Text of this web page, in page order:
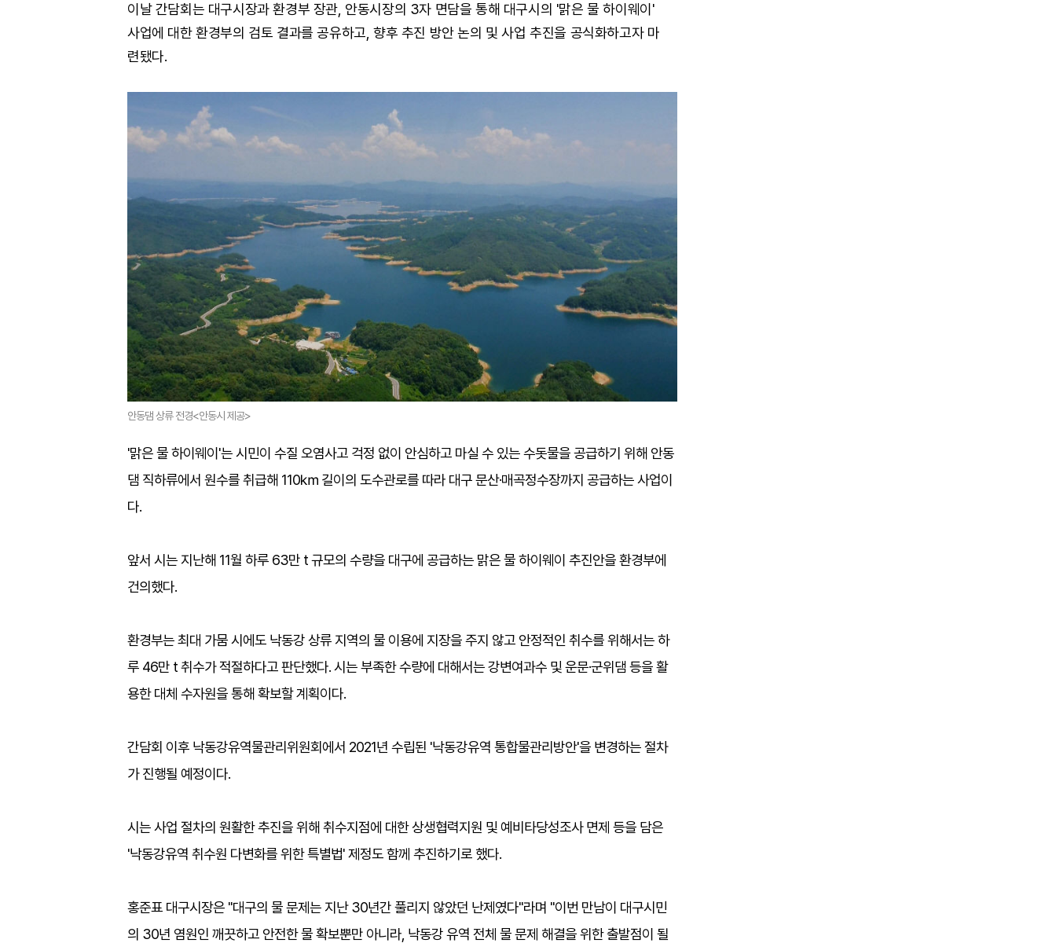
이날 간담회는 대구시장과 환경부 장관, 안동시장의 3자 면담을 통해 대구시의 '맑은 물 하이웨이'
사업에 대한 환경부의 검토 결과를 공유하고, 향후 추진 방안 논의 및 사업 추진을 공식화하고자 마
련됐다.
안동댐 상류 전경<안동시 제공>
'맑은 물 하이웨이'는 시민이 수질 오염사고 걱정 없이 안심하고 마실 수 있는 수돗물을 공급하기 위해 안동
댐 직하류에서 원수를 취급해 110㎞ 길이의 도수관로를 따라 대구 문산·매곡정수장까지 공급하는 사업이
다.
앞서 시는 지난해 11월 하루 63만 t 규모의 수량을 대구에 공급하는 맑은 물 하이웨이 추진안을 환경부에
건의했다.
환경부는 최대 가뭄 시에도 낙동강 상류 지역의 물 이용에 지장을 주지 않고 안정적인 취수를 위해서는 하
루 46만 t 취수가 적절하다고 판단했다. 시는 부족한 수량에 대해서는 강변여과수 및 운문·군위댐 등을 활
용한 대체 수자원을 통해 확보할 계획이다.
간담회 이후 낙동강유역물관리위원회에서 2021년 수립된 '낙동강유역 통합물관리방안'을 변경하는 절차
가 진행될 예정이다.
시는 사업 절차의 원활한 추진을 위해 취수지점에 대한 상생협력지원 및 예비타당성조사 면제 등을 담은
'낙동강유역 취수원 다변화를 위한 특별법' 제정도 함께 추진하기로 했다.
홍준표 대구시장은 "대구의 물 문제는 지난 30년간 풀리지 않았던 난제였다"라며 "이번 만남이 대구시민
의 30년 염원인 깨끗하고 안전한 물 확보뿐만 아니라, 낙동강 유역 전체 물 문제 해결을 위한 출발점이 될